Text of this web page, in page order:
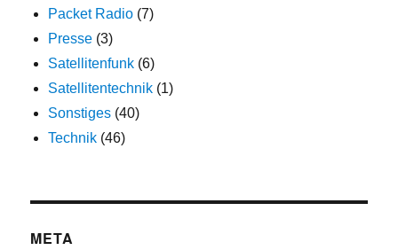
Packet Radio (7)
Presse (3)
Satellitenfunk (6)
Satellitentechnik (1)
Sonstiges (40)
Technik (46)
META